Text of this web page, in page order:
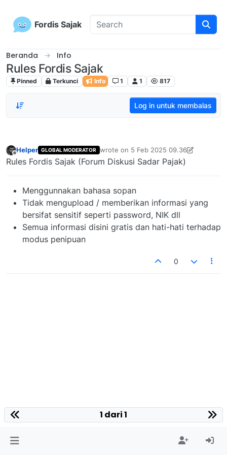
Fordis Sajak
Beranda Info
Rules Fordis Sajak
Pinned Terkunci Info 1 1 817
Log in untuk membalas
Offline
Helper GLOBAL MODERATOR wrote on 5 Feb 2025 09.36
last edited by Helper
Rules Fordis Sajak (Forum Diskusi Sadar Pajak)
Menggunnakan bahasa sopan
Tidak mengupload / memberikan informasi yang
bersifat sensitif seperti password, NIK dll
Semua informasi disini gratis dan hati-hati terhadap
modus penipuan
0
1 dari 1